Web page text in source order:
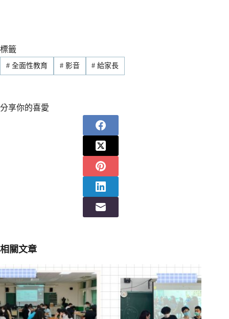
標籤
#全面性教育 #影音 # 給家長
分享你的喜愛
相關文章